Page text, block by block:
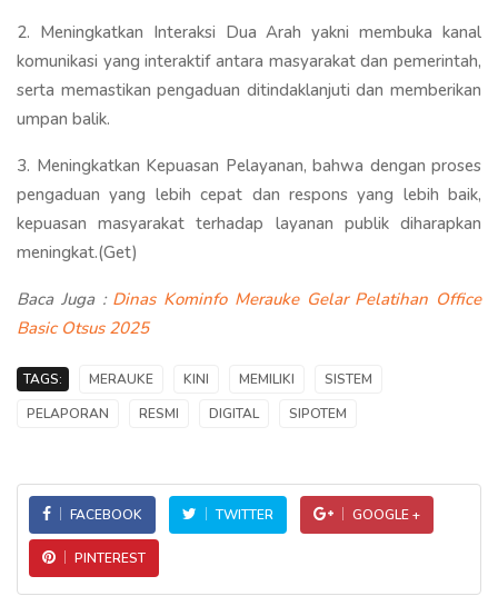
2. Meningkatkan Interaksi Dua Arah yakni membuka kanal
komunikasi yang interaktif antara masyarakat dan pemerintah,
serta memastikan pengaduan ditindaklanjuti dan memberikan
umpan balik.
3. Meningkatkan Kepuasan Pelayanan, bahwa dengan proses
pengaduan yang lebih cepat dan respons yang lebih baik,
kepuasan masyarakat terhadap layanan publik diharapkan
meningkat.(Get)
Baca Juga : Dinas Kominfo Merauke Gelar Pelatihan Office
Basic Otsus 2025
TAGS: MERAUKE KINI MEMILIKI
SISTEM
PELAPORAN
RESMI DIGITAL SIPOTEM
FACEBOOK TWITTER GOOGLE +
PINTEREST